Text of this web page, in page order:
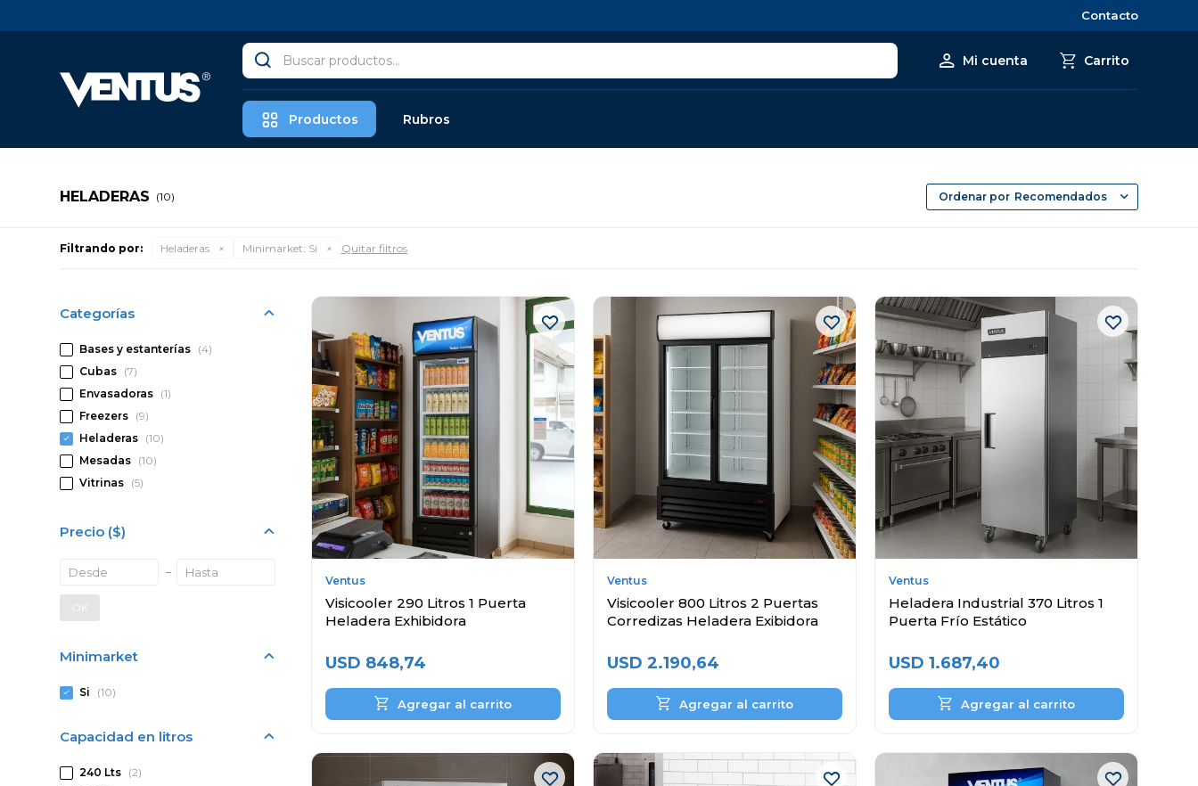
Productos Rubros
Contacto
HELADERAS (10) Recomendados
Filtrando por: Heladeras Minimarket: Si Quitar filtros
Ventus
Visicooler 290 Litros 1 Puerta
Heladera Exhibidora
USD 848,74
Ventus
Visicooler 800 Litros 2 Puertas
Corredizas Heladera Exibidora
USD 2.190,64
Ventus
Heladera Industrial 370 Litros 1
Puerta Frío Estático
USD 1.687,40
Categorías
Bases y estanterías (4)
Cubas (7)
Envasadoras (1)
Freezers (9)
Heladeras (10)
Mesadas (10)
Vitrinas (5)
Precio ($)
OK
Minimarket
Si (10)
Capacidad en litros
240 Lts (2)